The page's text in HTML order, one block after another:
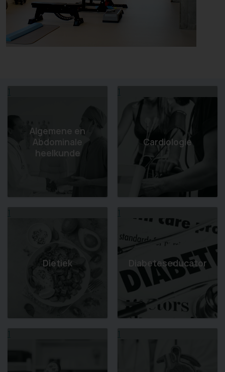
1
Algemene en
Abdominale
heelkunde
1
Cardiologie
1
Dietiek
1
Diabeteseducator
1 1